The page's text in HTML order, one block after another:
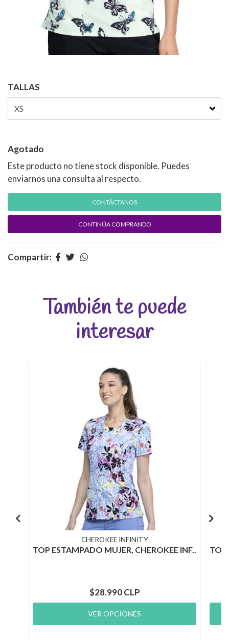
TALLAS
Agotado
Este producto no tiene stock disponible. Puedes
enviarnos una consulta al respecto.
CONTÁCTANOS
CONTINÚA COMPRANDO
Compartir:
También te puede
interesar
CHEROKEE INFINITY
TOP ESTAMPADO MUJER, CHEROKEE INF..
$28.990 CLP
VER OPCIONES
TOP